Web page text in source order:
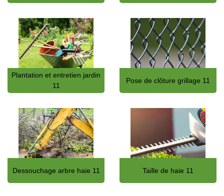
Plantation et entretien jardin
11
Pose de clôture grillage 11
Dessouchage arbre haie 11 Taille de haie 11